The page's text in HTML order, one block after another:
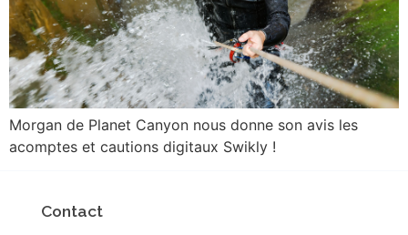
Morgan de Planet Canyon nous donne son avis les
acomptes et cautions digitaux Swikly !
Contact